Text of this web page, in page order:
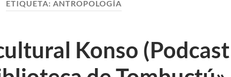
ETIQUETA: ANTROPOLOGÍA
Konso (Podcast